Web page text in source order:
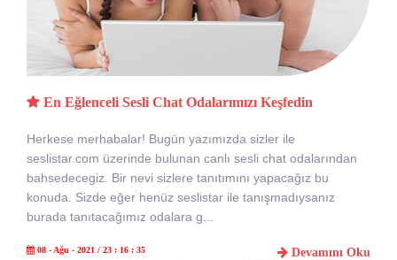
En Eğlenceli Sesli Chat Odalarımızı Keşfedin
Herkese merhabalar! Bugün yazımızda sizler ile
seslistar.com üzerinde bulunan canlı sesli chat odalarından
bahsedecegiz. Bir nevi sizlere tanıtımını yapacağız bu
konuda. Sizde eğer henüz seslistar ile tanışmadıysanız
burada tanıtacağımız odalara g...
Devamını Oku
08 - Ağu - 2021 / 23 : 16 : 35